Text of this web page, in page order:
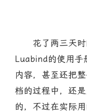
花了两三天时
Luabind的使用手
内容，甚至还把
档的过程中，还
的，不过在实际